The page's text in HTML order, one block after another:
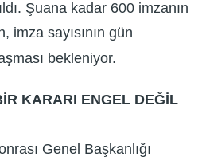
Şuana kadar 600 imzanın
imza sayısının gün
bekleniyor.
KARARI ENGEL DEĞİL
Genel Başkanlığı